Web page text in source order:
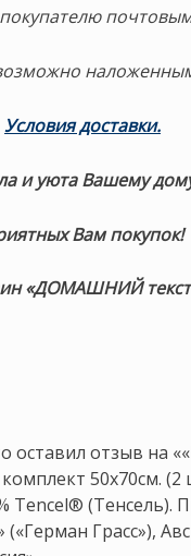
Условия доставки.
и уюта Вашему
Вам покупок!
«ДОМАШНИЙ
оставил отзыв на
50х70см. (2
Tencel® (Тенсель).
Грасс»),